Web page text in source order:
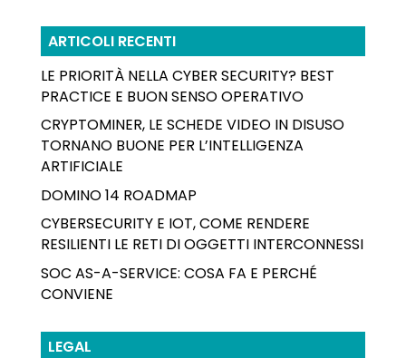
ARTICOLI RECENTI
LE PRIORITÀ NELLA CYBER SECURITY? BEST
PRACTICE E BUON SENSO OPERATIVO
CRYPTOMINER, LE SCHEDE VIDEO IN DISUSO
TORNANO BUONE PER L’INTELLIGENZA
ARTIFICIALE
DOMINO 14 ROADMAP
CYBERSECURITY E IOT, COME RENDERE
RESILIENTI LE RETI DI OGGETTI INTERCONNESSI
SOC AS-A-SERVICE: COSA FA E PERCHÉ
CONVIENE
LEGAL